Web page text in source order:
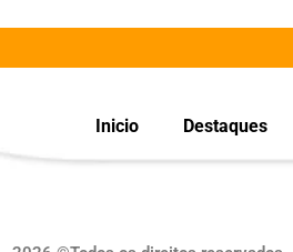
Inicio Destaques